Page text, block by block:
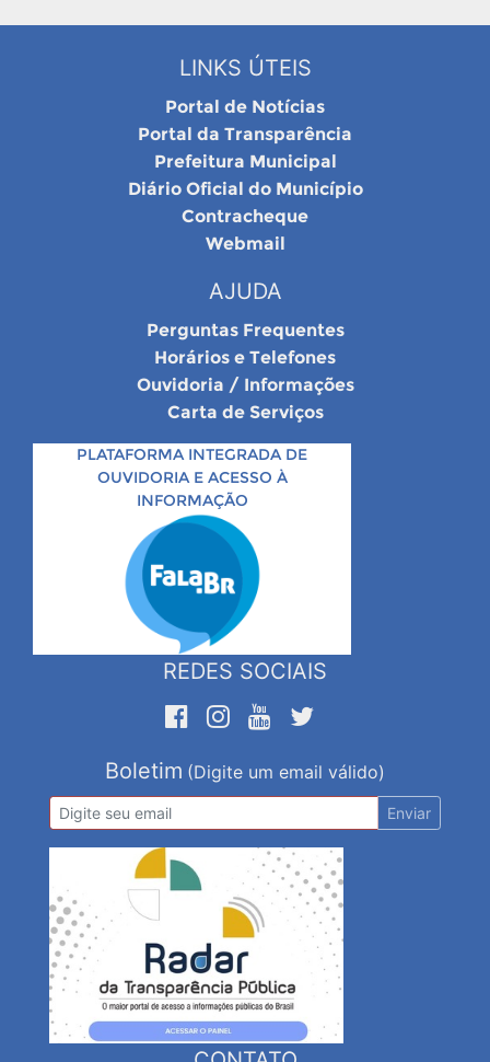
LINKS ÚTEIS
Portal de Notícias
Portal da Transparência
Prefeitura Municipal
Diário Oficial do Município
Contracheque
Webmail
AJUDA
Perguntas Frequentes
Horários e Telefones
Ouvidoria / Informações
Carta de Serviços
PLATAFORMA INTEGRADA DE
OUVIDORIA E ACESSO À
INFORMAÇÃO
REDES SOCIAIS
Boletim (Digite um email válido)
Enviar